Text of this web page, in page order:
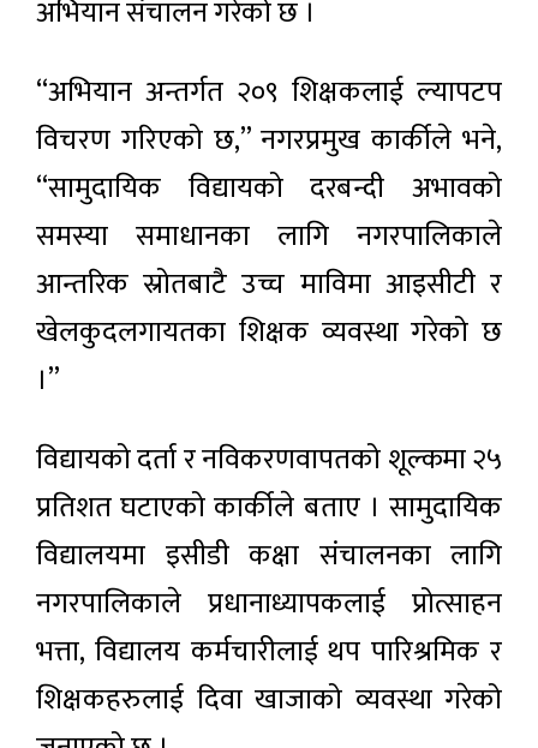
अभियान संचालन गरेको छ ।
“अभियान अन्तर्गत २०९ शिक्षकलाई ल्यापटप
विचरण गरिएको छ,” नगरप्रमुख कार्कीले भने,
“सामुदायिक विद्यायको दरबन्दी अभावको
समस्या समाधानका लागि नगरपालिकाले
आन्तरिक स्रोतबाटै उच्च माविमा आइसीटी र
खेलकुदलगायतका शिक्षक व्यवस्था गरेको छ
।”
विद्यायको दर्ता र नविकरणवापतको शूल्कमा २५
प्रतिशत घटाएको कार्कीले बताए । सामुदायिक
विद्यालयमा इसीडी कक्षा संचालनका लागि
नगरपालिकाले प्रधानाध्यापकलाई प्रोत्साहन
भत्ता, विद्यालय कर्मचारीलाई थप पारिश्रमिक र
शिक्षकहरुलाई दिवा खाजाको व्यवस्था गरेको